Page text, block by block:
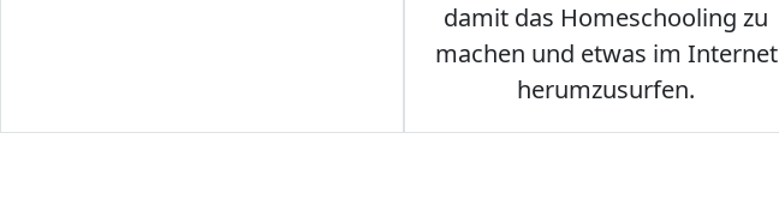
damit das Homeschooling zu
machen und etwas im Internet
herumzusurfen.